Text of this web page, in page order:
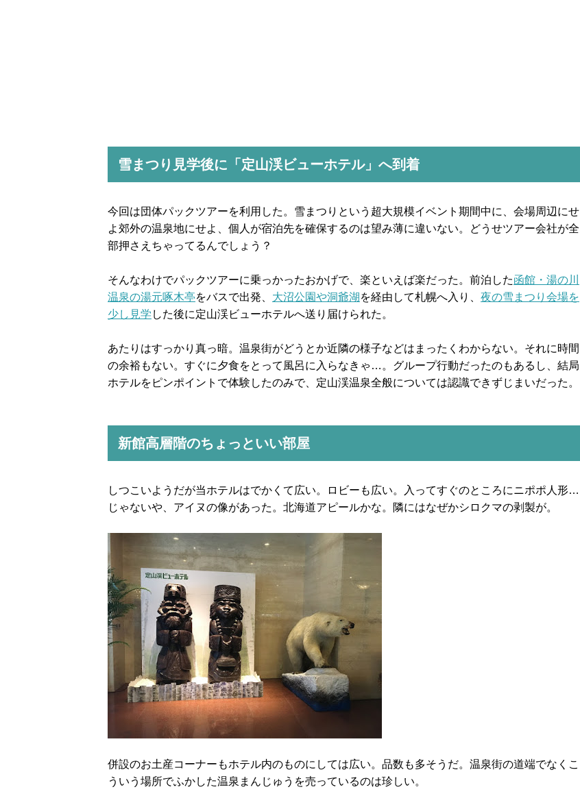
雪まつり見学後に「定山渓ビューホテル」へ到着
今回は団体パックツアーを利用した。雪まつりという超大規模イベント期間中に、会場周辺にせ
よ郊外の温泉地にせよ、個人が宿泊先を確保するのは望み薄に違いない。どうせツアー会社が全
部押さえちゃってるんでしょう？
そんなわけでパックツアーに乗っかったおかげで、楽といえば楽だった。前泊した函館・湯の川
温泉の湯元啄木亭をバスで出発、 大沼公園や洞爺湖 を経由して札幌へ入り、 夜の雪まつり会場を
少し見学 した後に定山渓ビューホテルへ送り届けられた。
あたりはすっかり真っ暗。温泉街がどうとか近隣の様子などはまったくわからない。それに時間
の余裕もない。すぐに夕食をとって風呂に入らなきゃ…。グループ行動だったのもあるし、結局
ホテルをピンポイントで体験したのみで、定山渓温泉全般については認識できずじまいだった。
新館高層階のちょっといい部屋
しつこいようだが当ホテルはでかくて広い。ロビーも広い。入ってすぐのところにニポポ人形…
じゃないや、アイヌの像があった。北海道アピールかな。隣にはなぜかシロクマの剥製が。
併設のお土産コーナーもホテル内のものにしては広い。品数も多そうだ。温泉街の道端でなくこ
ういう場所でふかした温泉まんじゅうを売っているのは珍しい。